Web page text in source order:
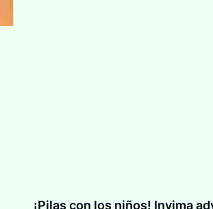
¡Pilas con los niños! Invima